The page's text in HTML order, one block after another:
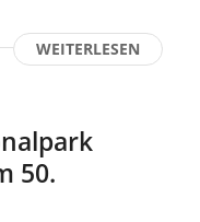
WEITERLESEN
50.